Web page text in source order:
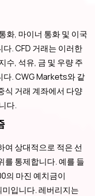
화, 마이너 통화 및 이국
. CFD 거래는 이러한
수, 석유, 금 및 우량 주
다. CWG Markets와 같
식 거래 계좌에서 다양
다.
여 상대적으로 적은 선
를 통제합니다. 예를 들
의 마진 예치금이
입니다. 레버리지는